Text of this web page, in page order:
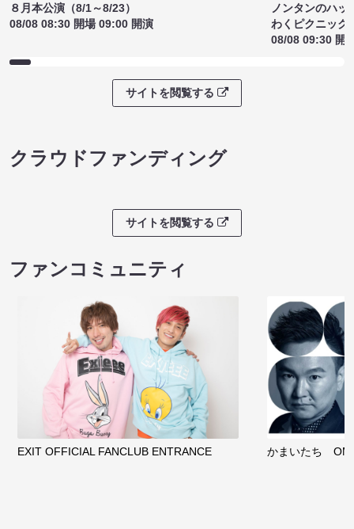
８月本公演（8/1～8/23）
08/08 08:30 開場 09:00 開演
ノンタンのハッ
わくピクニック
08/08 09:30 開
サイトを閲覧する
クラウドファンディング
サイトを閲覧する
ファンコミュニティ
EXIT OFFICIAL FANCLUB ENTRANCE かまいたち